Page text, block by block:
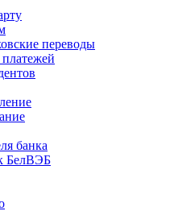
переводы
банка
БелВЭБ